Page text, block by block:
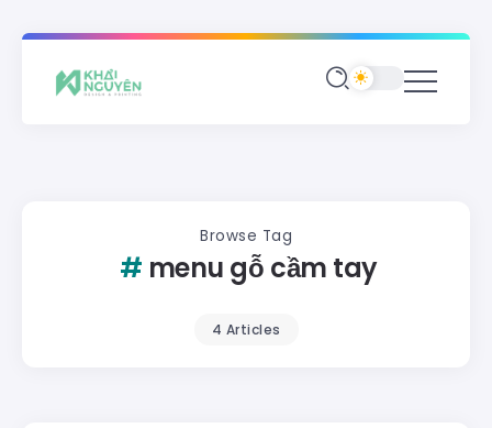
Browse Tag
menu gỗ cầm tay
4 Articles